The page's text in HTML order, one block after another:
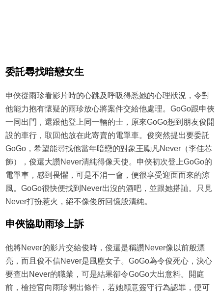
委託尋找暗戀女生
申俠從雨珍看影片時的心跳及呼吸得悉她的心理狀況，令對
他能力抱有懷疑的雨珍放心將案件交給他處理。GoGo跟申俠
一同出門，還跟他登上同一輛的士，原來GoGo想到朋友俊開
設的車行，取回他放在此寄賣的電單車。俊突然提出要委託
GoGo，希望能尋找他當年暗戀的對象王勵凡Never（李佳芯
飾），俊還大讚Never清純得像天使。申俠初次登上GoGo的
電單車，感到畏懼，可是不消一會，便很享受迎面而來的涼
風。GoGo很快便找到Never出沒的酒吧，並跟她搭訕。只見
Never打扮惹火，絕不像俊所回憶般清純。
申俠協助雨珍上訴
他將Never的影片交給俊時，俊還是稱讚Never像以前般漂
亮，而且俊不信Never是風塵女子。GoGo為令俊死心，決心
要查出Never的職業，可是結果卻令GoGo大出意料。開庭
前，檢控官向雨珍開出條件，若她願意簽守行為認罪，便可